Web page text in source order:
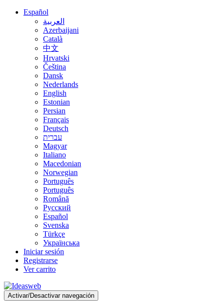
Español
العربية
Azerbaijani
Català
中文
Hrvatski
Čeština
Dansk
Nederlands
English
Estonian
Persian
Français
Deutsch
עברית
Magyar
Italiano
Macedonian
Norwegian
Português
Português
Română
Русский
Español
Svenska
Türkçe
Українська
Iniciar sesión
Registrarse
Ver carrito
Activar/Desactivar navegación